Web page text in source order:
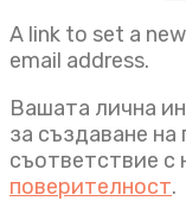
A link to set a
email address.
Вашата лична
за създаване
съответствие с
поверителност.